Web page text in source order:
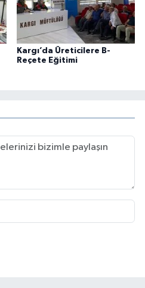
Kargı’da Üreticilere B-
Reçete Eğitimi